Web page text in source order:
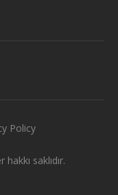
saklıdır.
Policy